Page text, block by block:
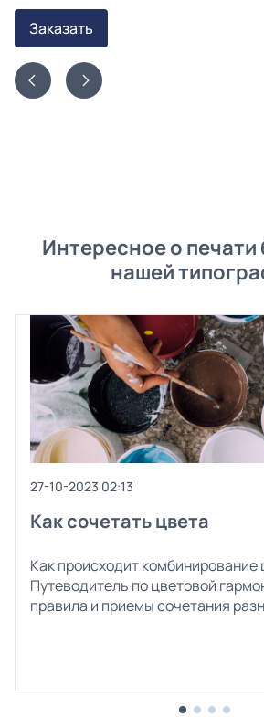
Заказать
Интересное о печати
нашей
27-10-2023 02:13
Как сочетать цвета
Как происходит комбинирование
Путеводитель по цветовой
правила и приемы сочетания